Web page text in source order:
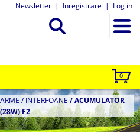
Newsletter | Inregistrare | Log in
0
/ INTERFOANE /ACUMULATOR
F2